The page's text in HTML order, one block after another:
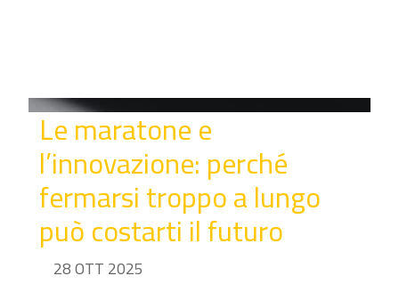
Le maratone e
l’innovazione: perché
fermarsi troppo a lungo
può costarti il futuro
28 OTT 2025